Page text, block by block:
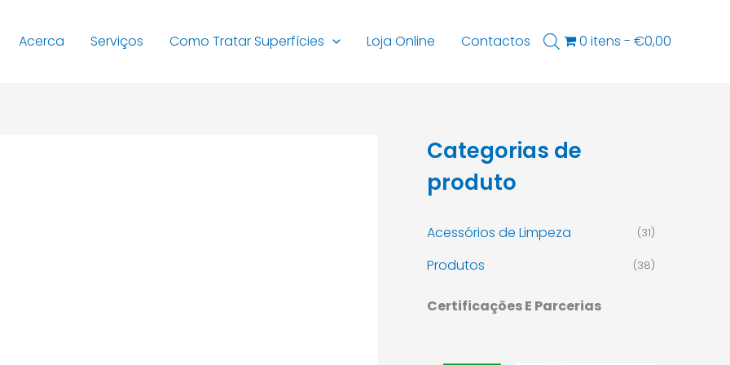
Acerca Serviços Como Tratar Superfícies Loja Online Contactos 0 itens €0,00
Categorias de
produto
Acessórios de Limpeza (31)
Produtos (38)
Certificações E Parcerias